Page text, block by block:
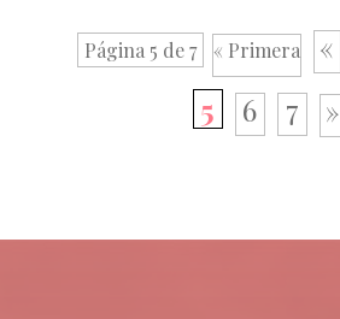
Página 5 de 7 « Primera «
5
6 7 »